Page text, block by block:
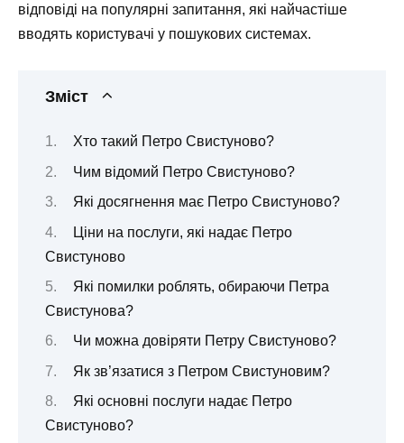
відповіді на популярні запитання, які найчастіше
вводять користувачі у пошукових системах.
Зміст
Хто такий Петро Свистуново?
Чим відомий Петро Свистуново?
Які досягнення має Петро Свистуново?
Ціни на послуги, які надає Петро
Свистуново
Які помилки роблять, обираючи Петра
Свистунова?
Чи можна довіряти Петру Свистуново?
Як зв’язатися з Петром Свистуновим?
Які основні послуги надає Петро
Свистуново?